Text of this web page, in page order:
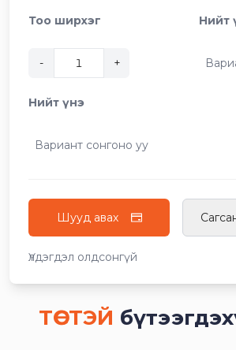
Тоо ширхэг
- +
Нийт
Нийт үнэ
Вариант сонгоно уу
Шууд авах
Үлдэгдэл олдсонгүй
ТӨСТЭЙ